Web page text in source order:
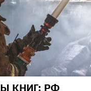
КНИГ: РФ